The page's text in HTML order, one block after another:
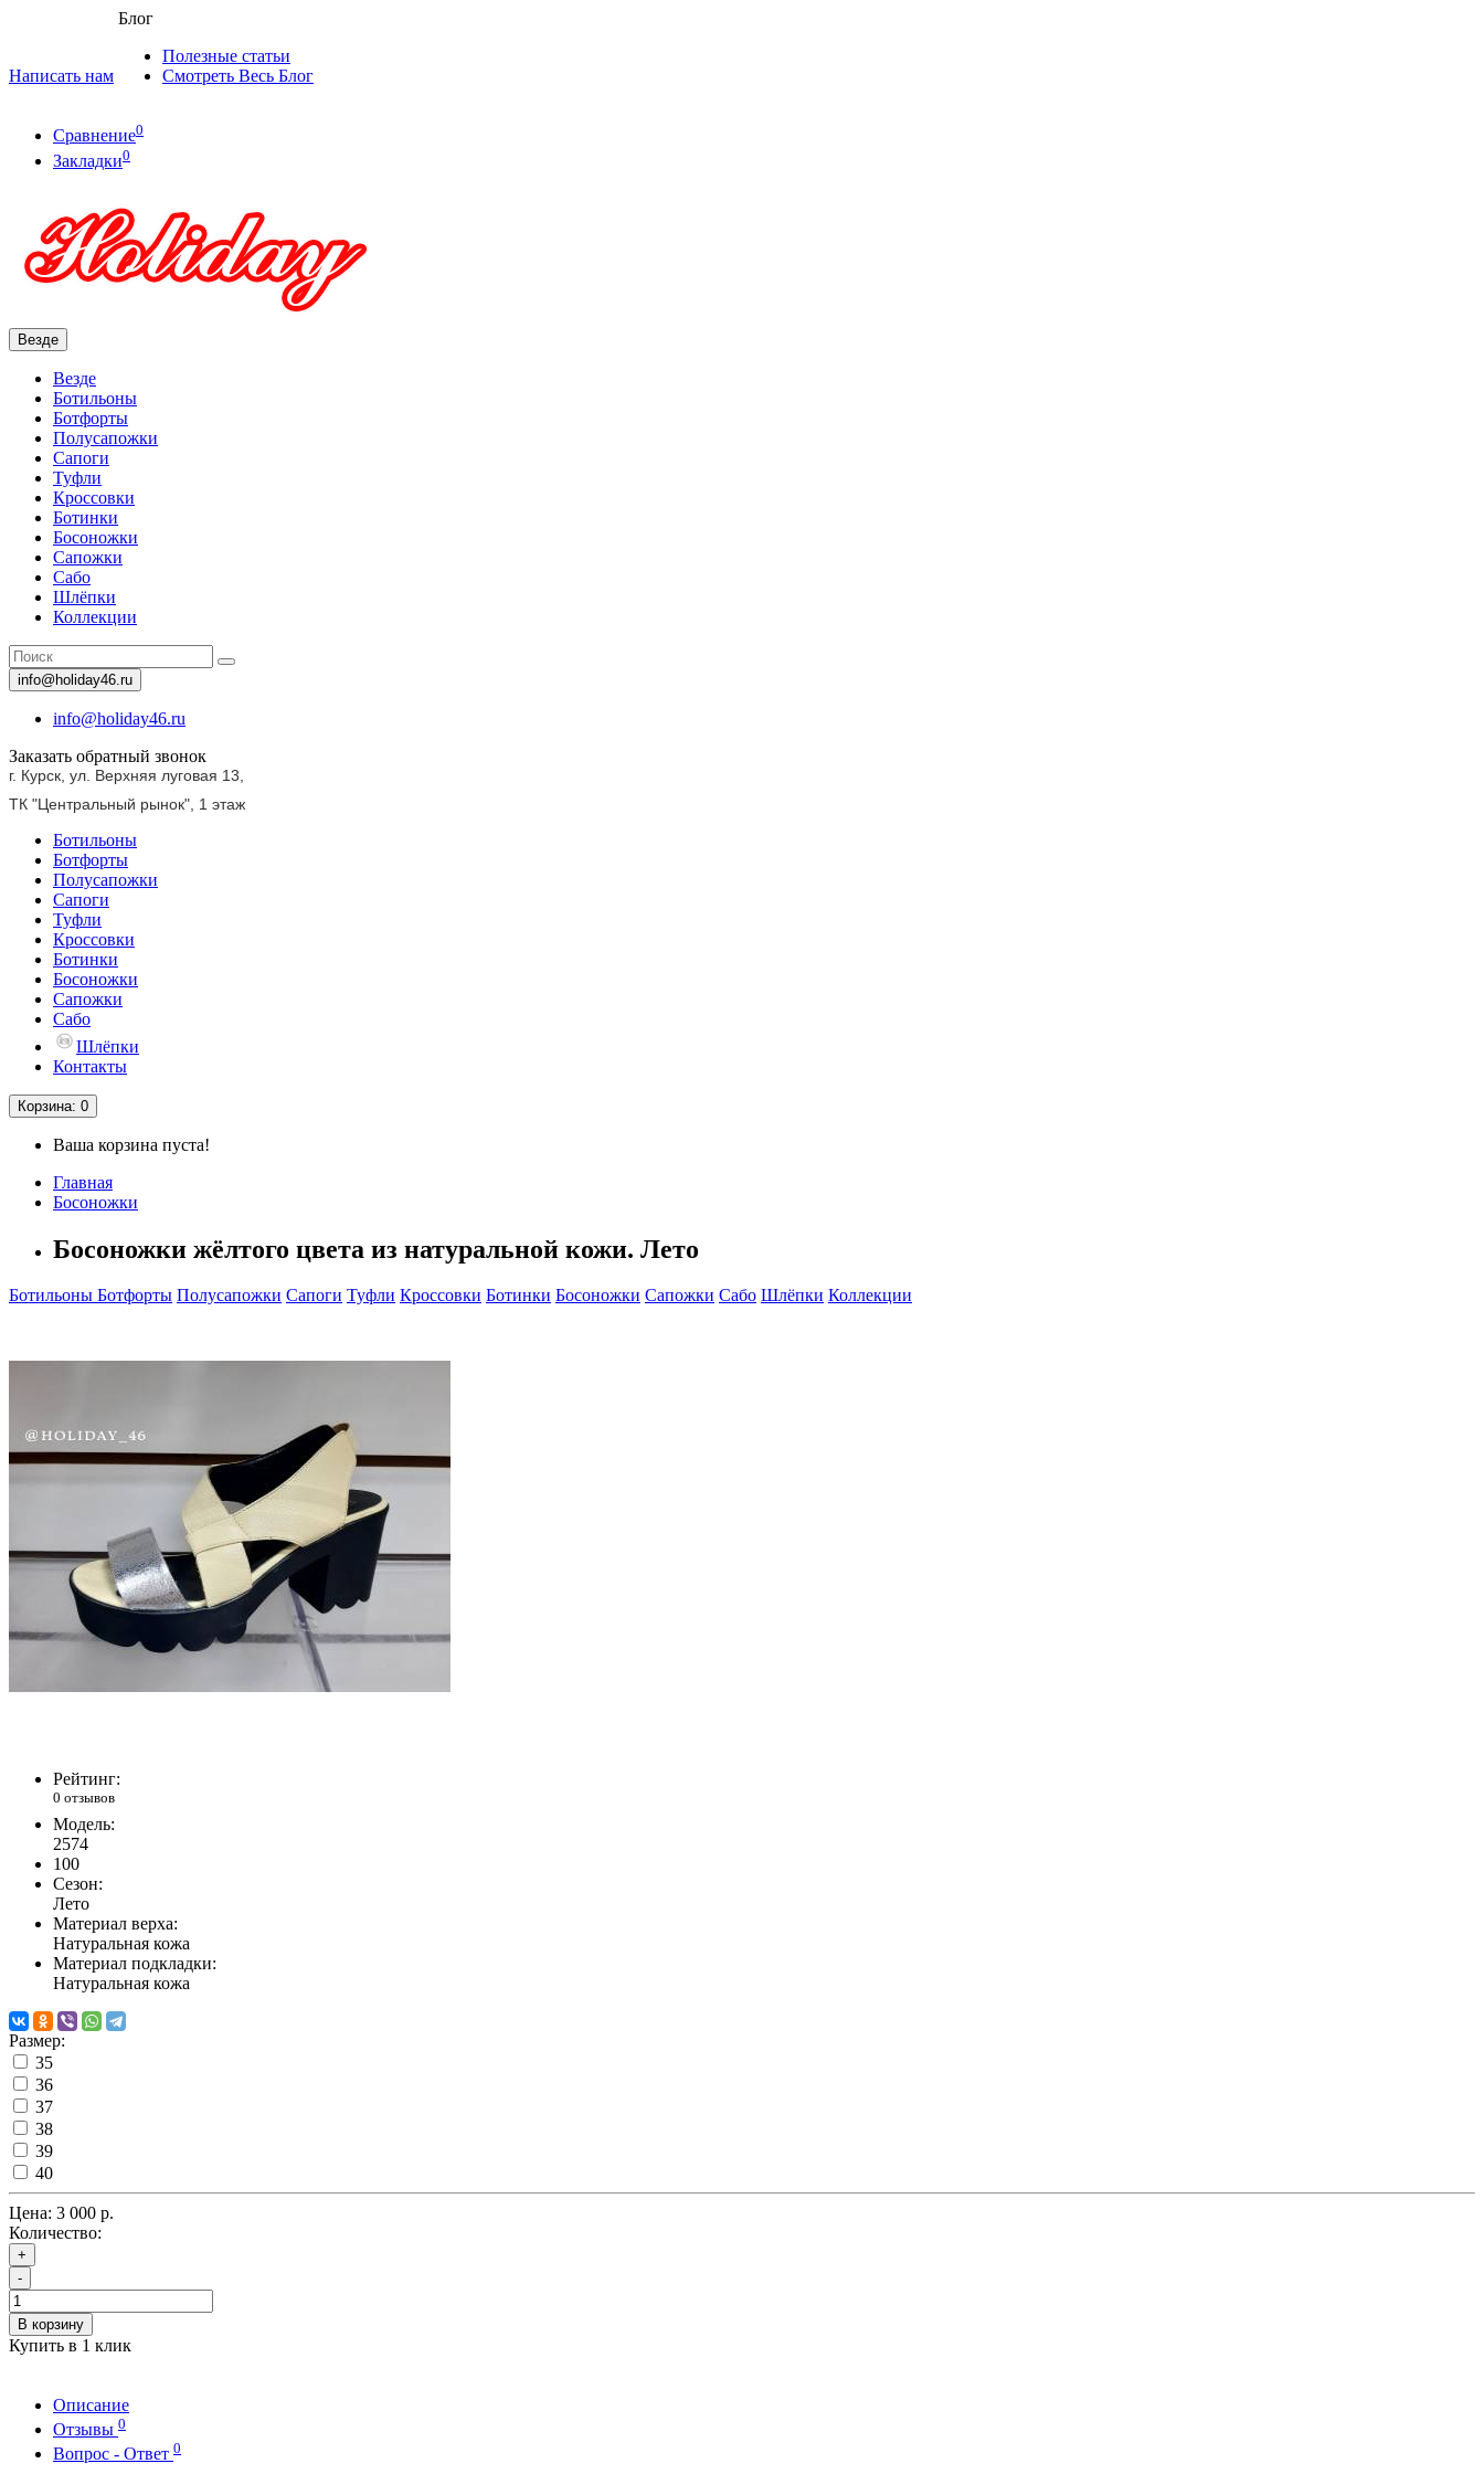
Написать нам
Блог
Полезные статьи
Смотреть Весь Блог
Сравнение0
Закладки0
Везде
Везде
Ботильоны
Ботфорты
Полусапожки
Сапоги
Туфли
Кроссовки
Ботинки
Босоножки
Сапожки
Сабо
Шлёпки
Коллекции
info@holiday46.ru
info@holiday46.ru
Заказать обратный звонок
г. Курск, ул. Верхняя луговая 13,
ТК "Центральный рынок", 1 этаж
Ботильоны
Ботфорты
Полусапожки
Сапоги
Туфли
Кроссовки
Ботинки
Босоножки
Сапожки
Сабо
Шлёпки
Контакты
Корзина: 0
Ваша корзина пуста!
Главная
Босоножки
Босоножки жёлтого цвета из натуральной кожи. Лето
Ботильоны Ботфорты Полусапожки Сапоги Туфли Кроссовки Ботинки Босоножки Сапожки Сабо Шлёпки Коллекции
Рейтинг:
0 отзывов
Модель:
2574
100
Сезон:
Лето
Материал верха:
Натуральная кожа
Материал подкладки:
Натуральная кожа
Размер:
35
36
37
38
39
40
Цена: 3 000 р.
Количество:
+
-
В корзину
Купить в 1 клик
Описание
Отзывы 0
Вопрос - Ответ 0